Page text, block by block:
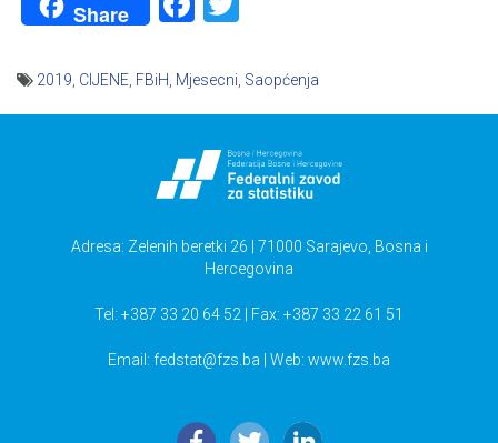
Share
2019 CIJENE FBiH Mjesecni Saopćenja
Adresa: Zelenih beretki 26 | 71000 Sarajevo, Bosna i
Hercegovina
Tel: +387 33 20 64 52 | Fax: +387 33 22 61 51
Email: fedstat@fzs.ba | Web: www.fzs.ba